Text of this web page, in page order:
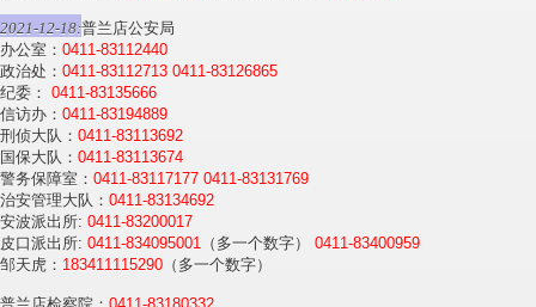
2021-12-18:普兰店公安局
办公室： 0411-83112440
政治处： 0411-83112713 0411-83126865
纪委： 0411-83135666
信访办： 0411-83194889
刑侦大队： 0411-83113692
国保大队： 0411-83113674
警务保障室： 0411-83117177 0411-83131769
治安管理大队： 0411-83134692
安波派出所: 0411-83200017
皮口派出所: 0411-834095001 （多一个数字） 0411-83400959
邹天虎： 183411115290 （多一个数字）